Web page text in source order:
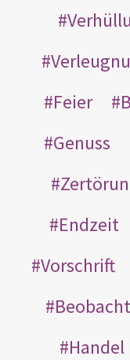
Feier
Genuss
Endzeit
Vorschrift
Handel